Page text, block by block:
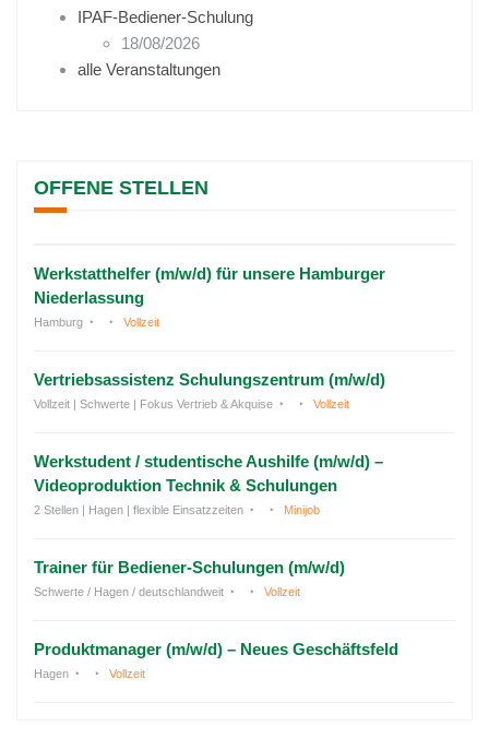
IPAF-Bediener-Schulung
18/08/2026
alle Veranstaltungen
OFFENE STELLEN
Werkstatthelfer (m/w/d) für unsere Hamburger
Niederlassung
Hamburg Vollzeit
Vertriebsassistenz Schulungszentrum (m/w/d)
Vollzeit | Schwerte | Fokus Vertrieb & Akquise Vollzeit
Werkstudent / studentische Aushilfe (m/w/d) –
Videoproduktion Technik & Schulungen
2 Stellen | Hagen | flexible Einsatzzeiten Minijob
Trainer für Bediener-Schulungen (m/w/d)
Schwerte / Hagen / deutschlandweit Vollzeit
Produktmanager (m/w/d) – Neues Geschäftsfeld
Hagen Vollzeit